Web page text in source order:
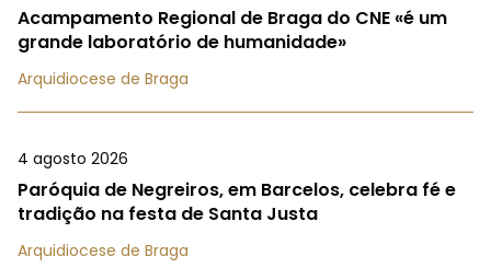
Acampamento Regional de Braga do CNE «é um
grande laboratório de humanidade»
Arquidiocese de Braga
4 agosto 2026
Paróquia de Negreiros, em Barcelos, celebra fé e
tradição na festa de Santa Justa
Arquidiocese de Braga